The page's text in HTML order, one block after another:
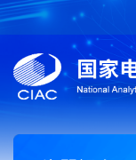
概况介